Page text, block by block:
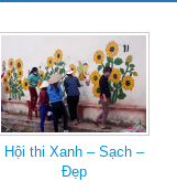
Hội thi Xanh – Sạch –
Đẹp